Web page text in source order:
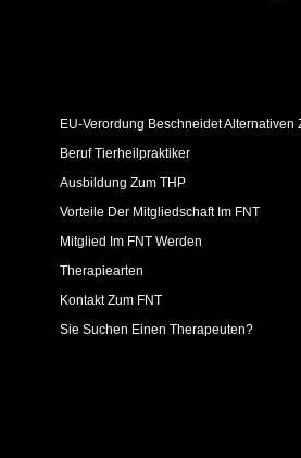
EU-Verordung Beschneidet Alternativen
Beruf Tierheilpraktiker
Ausbildung Zum THP
Vorteile Der Mitgliedschaft Im FNT
Mitglied Im FNT Werden
Therapiearten
Kontakt Zum FNT
Sie Suchen Einen Therapeuten?